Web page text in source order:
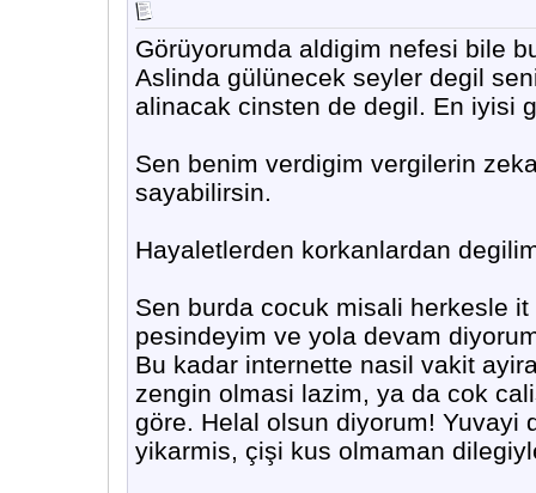
Görüyorumda aldigim nefesi bile
Aslinda gülünecek seyler degil
alinacak cinsten de degil. En iyisi
Sen benim verdigim vergilerin
sayabilirsin.
Hayaletlerden korkanlardan
Sen burda cocuk misali herkesle
pesindeyim ve yola devam
Bu kadar internette nasil vakit
zengin olmasi lazim, ya da cok
göre. Helal olsun diyorum! Yuvayi
yikarmis, çişi kus olmaman